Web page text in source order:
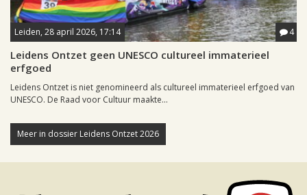
Leiden, 28 april 2026, 17:14 4
Leidens Ontzet geen UNESCO cultureel immaterieel
erfgoed
Leidens Ontzet is niet genomineerd als cultureel immaterieel erfgoed van
UNESCO. De Raad voor Cultuur maakte...
Meer in dossier Leidens Ontzet 2026